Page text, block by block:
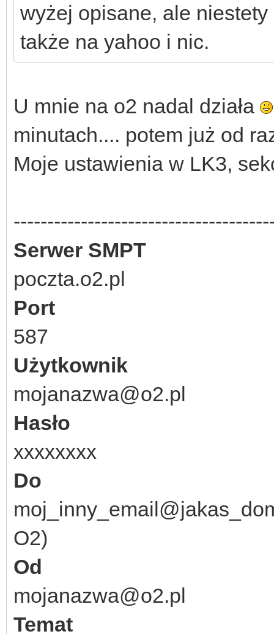
wyżej opisane, ale niestety
także na yahoo i nic.
U mnie na o2 nadal działa
minutach.... potem już od
Moje ustawienia w LK3,
Serwer SMPT
poczta.o2.pl
Port
587
Użytkownik
mojanazwa@o2.pl
Hasło
xxxxxxxx
Do
O2)
Od
mojanazwa@o2.pl
Temat